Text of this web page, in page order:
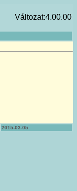
Változat:4.00.00
2015-03-05